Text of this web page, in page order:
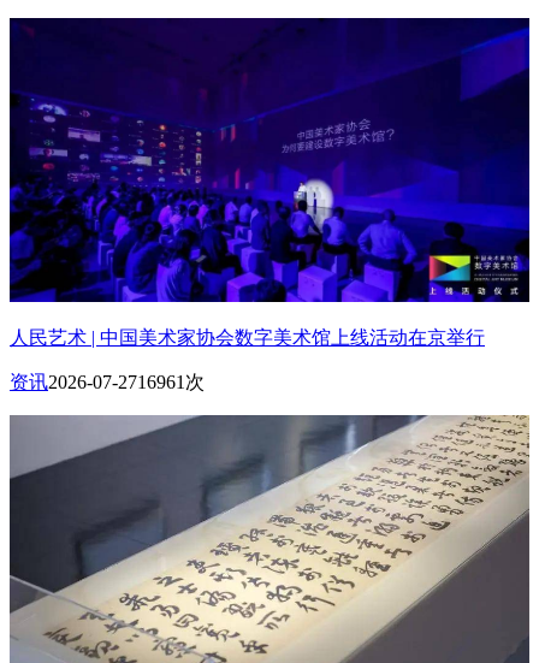
人民艺术 | 中国美术家协会数字美术馆上线活动在京举行
资讯2026-07-2716961次